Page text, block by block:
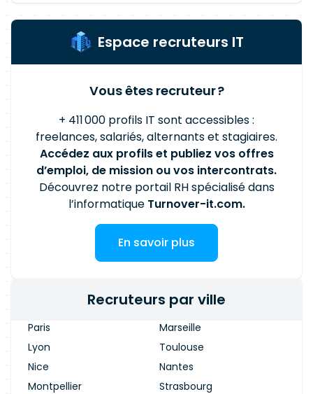
Espace recruteurs IT
Vous êtes recruteur ?
+ 411 000 profils IT sont accessibles :
freelances, salariés, alternants et stagiaires.
Accédez aux profils et publiez vos offres
d’emploi, de mission ou vos intercontrats.
Découvrez notre portail RH spécialisé dans
l’informatique Turnover-it.com.
En savoir plus
Recruteurs par ville
Paris
Marseille
Lyon
Toulouse
Nice
Nantes
Montpellier
Strasbourg